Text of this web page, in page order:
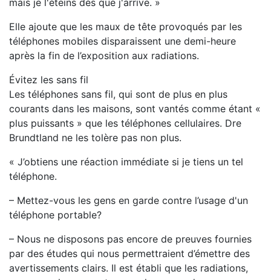
mais je l'éteins dès que j'arrive. »
Elle ajoute que les maux de tête provoqués par les
téléphones mobiles disparaissent une demi-heure
après la fin de l’exposition aux radiations.
Évitez les sans fil
Les téléphones sans fil, qui sont de plus en plus
courants dans les maisons, sont vantés comme étant «
plus puissants » que les téléphones cellulaires. Dre
Brundtland ne les tolère pas non plus.
« J’obtiens une réaction immédiate si je tiens un tel
téléphone.
– Mettez-vous les gens en garde contre l’usage d'un
téléphone portable?
– Nous ne disposons pas encore de preuves fournies
par des études qui nous permettraient d’émettre des
avertissements clairs. Il est établi que les radiations,